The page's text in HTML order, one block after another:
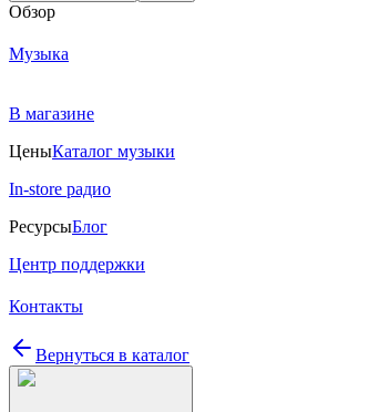
Обзор
Музыка
В магазине
ЦеныКаталог музыки
In-store радио
РесурсыБлог
Центр поддержки
Контакты
Вернуться в каталог